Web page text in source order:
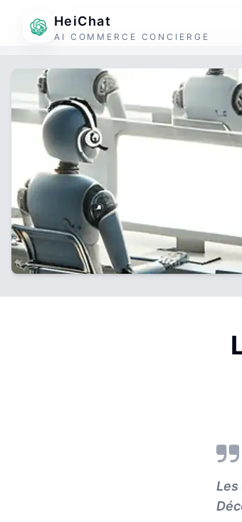
HeiChat
AI COMMERCE CONCIERGE
Les